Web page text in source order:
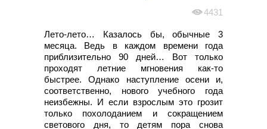
4431
Лето-лето… Казалось бы, обычные 3
месяца. Ведь в каждом времени года
приблизительно 90 дней… Вот только
проходят летние мгновения как-то
быстрее. Однако наступление осени и,
соответственно, нового учебного года
неизбежны. И если взрослым это грозит
только похолоданием и сокращением
светового дня, то детям пора снова